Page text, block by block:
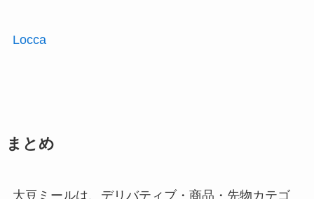
Locca
まとめ
大豆ミールは、デリバティブ・商品・先物カテゴ